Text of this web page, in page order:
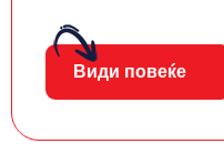
Види повеќе